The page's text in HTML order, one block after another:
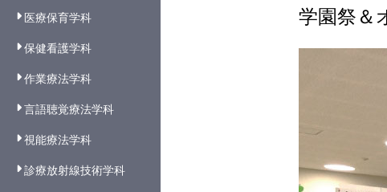
学園祭＆
医療保育学科
保健看護学科
作業療法学科
言語聴覚療法学科
視能療法学科
診療放射線技術学科